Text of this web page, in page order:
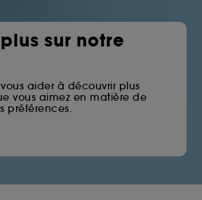
sur notre
aider à découvrir plus
vous aimez en matière de
préférences.
Sephora vous permet
qui écartent certains des
familles telles que les huiles